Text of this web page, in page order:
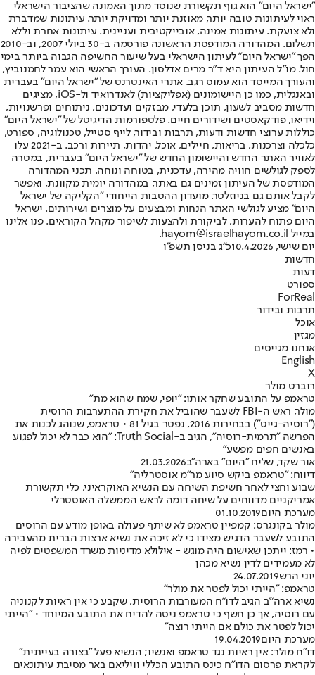
"ישראל היום" הוא גוף תקשורת שנוסד מתוך האמונה שהציבור הישראלי
ראוי לעיתונות טובה יותר, מאוזנת יותר ומדויקת יותר. עיתונות שמדברת
ולא צועקת. עיתונות אמינה, אובייקטיבית ועניינית. עיתונות אחרת וללא
תשלום. המהדורה המודפסת הראשונה פורסמה ב-30 ביולי 2007, וב-2010
הפך "ישראל היום" לעיתון הישראלי בעל שיעור החשיפה הגבוה ביותר בימי
חול. מו"ל העיתון היא ד"ר מרים אדלסון. העורך הראשי הוא עמר לחמנוביץ,
והעורך המייסד הוא עמוס רגב. אתרי האינטרנט של "ישראל היום" בעברית
ובאנגלית, כמו כן היישומונים (אפליקציות) לאנדרואיד ול-iOS, מציגים
חדשות מסביב לשעון, תוכן בלעדי, מבזקים ועדכונים, ניתוחים ופרשנויות,
וידיאו, פודקאסטים ושידורים חיים. פלטפורמות הדיגיטל של "ישראל היום"
כוללות ערוצי חדשות ודעות, תרבות ובידור, לייף סטייל, טכנולוגיה, ספורט,
כלכלה וצרכנות, בריאות, חיילים, אוכל, יהדות, תיירות ורכב. ב-2021 עלו
לאוויר האתר החדש והיישומון החדש של "ישראל היום" בעברית, במטרה
לספק לגולשים חוויה מהירה, עדכנית, בטוחה ונוחה. תכני המהדורה
המודפסת של העיתון זמינים גם באתר, במהדורה יומית מקוונת, ואפשר
לקבל אותם גם בניוזלטר. מועדון ההטבות הייחודי "הקליקה של ישראל
היום" מציע לגולשי האתר הנחות ומבצעים על מוצרים ושירותים. ישראל
היום פתוח להערות, לביקורת ולהצעות לשיפור מקהל הקוראים. פנו אלינו
במייל hayom@israelhayom.co.il.
יום שישי, 10.4.2026
כ"ג בניסן תשפ"ו
חדשות
דעות
ספורט
ForReal
תרבות ובידור
אוכל
מגזין
אנחנו מגייסים
English
X
רוברט מולר
טראמפ על התובע שחקר אותו: "יופי, שמח שהוא מת"
מולר, ראש ה-FBI לשעבר שהוביל את חקירת ההתערבות הרוסית
("רוסיה-גייט") בבחירות 2016, נפטר בגיל 81 • טראמפ, שנוהג לכנות את
הפרשה "תרמית-רוסיה", הגיב ב-Truth Social: "הוא כבר לא יכול לפגוע
באנשים חפים מפשע״
אור שקד, שליח "היום" בארה"ב21.03.2026
דיווח: "טראמפ ביקש סיוע מר"מ אוסטרליה"
שבוע וחצי לאחר חשיפת השיחה עם הנשיא האוקראיני, כלי תקשורת
אמריקניים מדווחים על שיחה דומה לראש הממשלה האוסטרלי
מערכת היום01.10.2019
מולר בקונגרס: קמפיין טראמפ לא שיתף פעולה באופן מודע עם הרוסים
התובע לשעבר הדגיש מצידו כי לא זיכה את נשיא ארצות הברית מהעבירה
• רמז: ייתכן שאישום היה מוגש - אילולא מדיניות משרד המשפטים לפיה
לא מעמידים לדין נשיא מכהן
יוני הרש24.07.2019
טראמפ: "הייתי יכול לפטר את מולר"
נשיא ארה"'ב הגיב לדו"ח המעורבות הרוסית, שקבע כי אין ראיות לקנוניה
עם רוסיה, אך כן חשף כי טראמפ ניסה להדיח את התובע המיוחד • "הייתי
יכול לפטר את כולם אם הייתי רוצה"
מערכת היום19.04.2019
דו"ח מולר: אין ראיות נגד טראמפ ואנשיו; הנשיא פעל "בצורה בעייתית"
לקראת פרסום הדו"ח כינס התובע הכללי וויליאם באר מסיבת עיתונאים